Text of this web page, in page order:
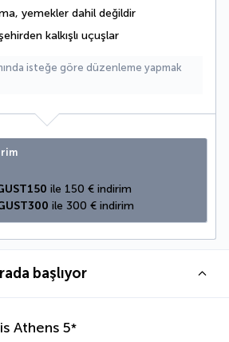
yemekler dahil değildir
kalkışlı uçuşlar
isteğe göre düzenleme yapmak
ile 150 € indirim
ile 300 € indirim
başlıyor
Athens 5*